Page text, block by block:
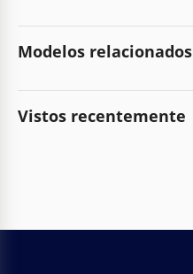
Modelos relacionados
Vistos recentemente